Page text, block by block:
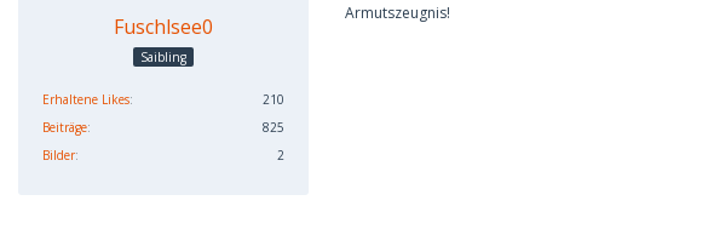
Fuschlsee0
Saibling
Erhaltene Likes
210
Beiträge
825
Bilder
2
Armutszeugnis!